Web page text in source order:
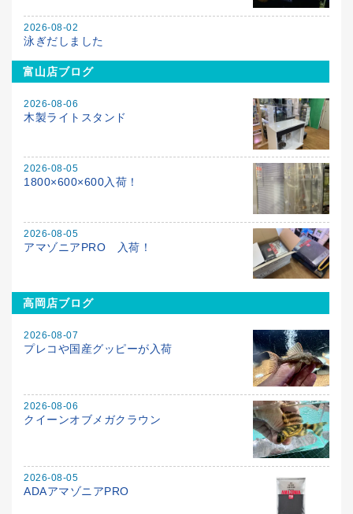
2026-08-02
泳ぎだしました
富山店ブログ
2026-08-06
木製ライトスタンド
2026-08-05
1800×600×600入荷！
2026-08-05
アマゾニアPRO 入荷！
高岡店ブログ
2026-08-07
プレコや国産グッピーが入荷
2026-08-06
クイーンオブメガクラウン
2026-08-05
ADAアマゾニアPRO